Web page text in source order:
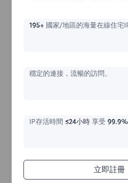
不限流量住
$?
立即購
195+國家/地區的海量在線住宅
穩定的連接，流暢的訪問。
IP存活時間 ≤24小時享受 99.9%
立即註冊